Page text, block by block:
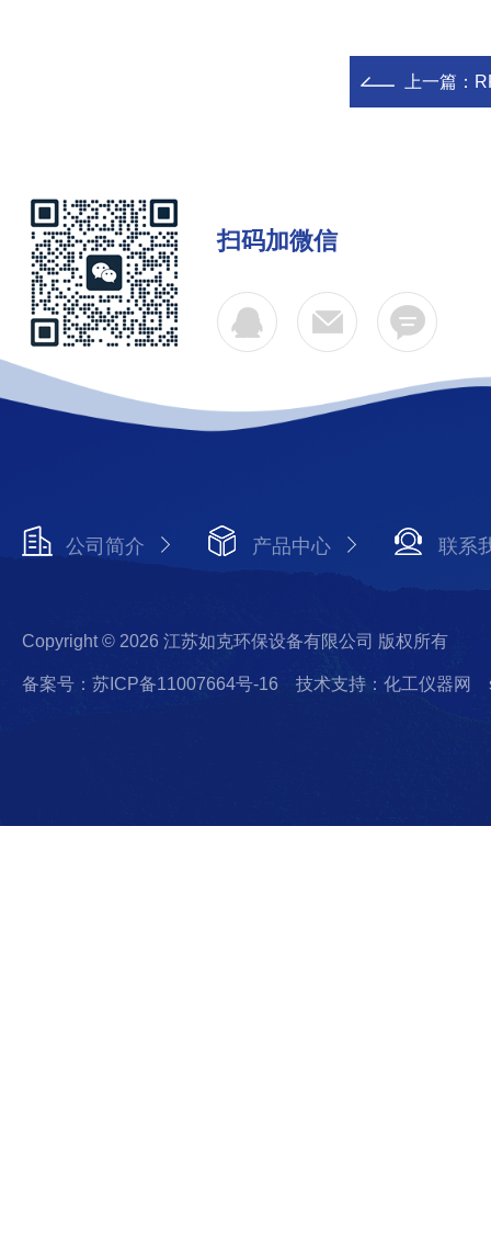
上一篇：
扫码加微信
公司简介 产品中心 联系
Copyright © 2026 江苏如克环保设备有限公司 版权所有
备案号：苏ICP备11007664号-16 技术支持：化工仪器网